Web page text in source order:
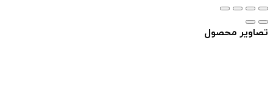
تصاویر محصول